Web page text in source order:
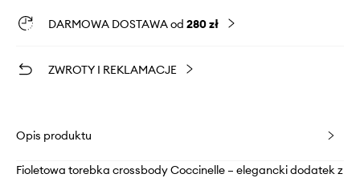
DARMOWA DOSTAWA od 280 zł
ZWROTY I REKLAMACJE
Opis produktu
Fioletowa torebka crossbody Coccinelle – elegancki dodatek z